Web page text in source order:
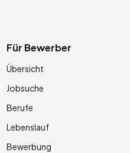
Für Bewerber
Übersicht
Jobsuche
Berufe
Lebenslauf
Bewerbung